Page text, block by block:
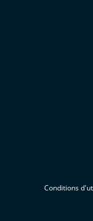
Conditions